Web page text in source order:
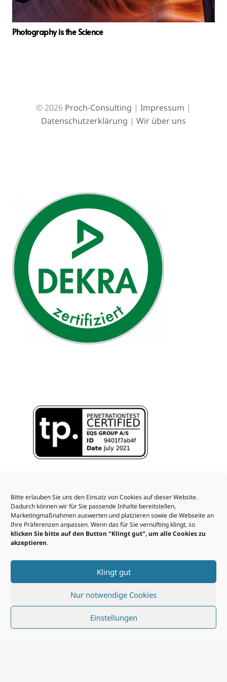
Bitte erlauben Sie uns den Einsatz von Cookies auf dieser Website.
Dadurch können wir für Sie passende Inhalte bereitstellen,
Marketingmaßnahmen auswerten und platzieren sowie die Webseite an
Ihre Präferenzen anpassen. Wenn das für Sie vernüfting klingt, so
klicken Sie bitte auf den Button "Klingt gut", um alle Cookies zu
akzeptieren.
Klingt gut
Nur notwendige Cookies
Einstellungen
Photography is the Science
© 2026 Proch-Consulting | Impressum |
Datenschutzerklärung | Wir über uns